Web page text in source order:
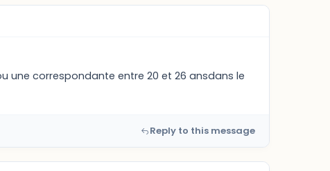
une correspondante entre 20 et 26 ansdans le
Reply to this message